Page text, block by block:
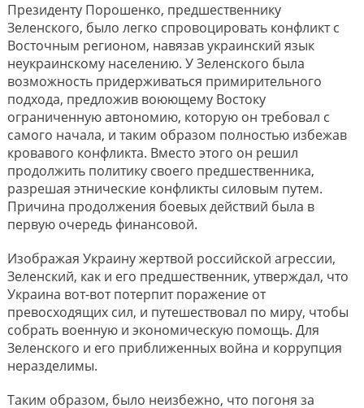
Президенту Порошенко, предшественнику
Зеленского, было легко спровоцировать конфликт с
Восточным регионом, навязав украинский язык
неукраинскому населению. У Зеленского была
возможность придерживаться примирительного
подхода, предложив воюющему Востоку
ограниченную автономию, которую он требовал с
самого начала, и таким образом полностью избежав
кровавого конфликта. Вместо этого он решил
продолжить политику своего предшественника,
разрешая этнические конфликты силовым путем.
Причина продолжения боевых действий была в
первую очередь финансовой.
Изображая Украину жертвой российской агрессии,
Зеленский, как и его предшественник, утверждал, что
Украина вот-вот потерпит поражение от
превосходящих сил, и путешествовал по миру, чтобы
собрать военную и экономическую помощь. Для
Зеленского и его приближенных война и коррупция
неразделимы.
Таким образом, было неизбежно, что погоня за